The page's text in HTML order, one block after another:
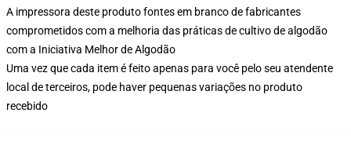
A impressora deste produto fontes em branco de fabricantes
comprometidos com a melhoria das práticas de cultivo de algodão
com a Iniciativa Melhor de Algodão
Uma vez que cada item é feito apenas para você pelo seu atendente
local de terceiros, pode haver pequenas variações no produto
recebido